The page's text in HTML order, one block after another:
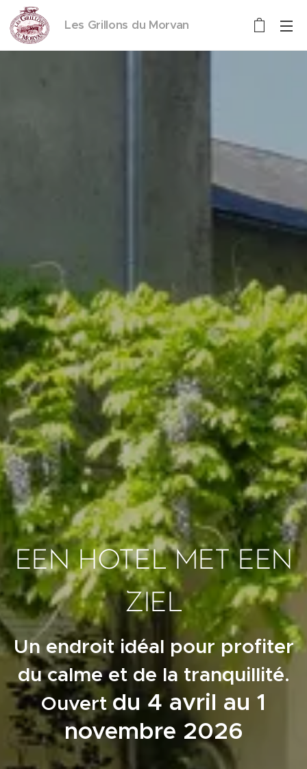
Les Grillons du Morvan
EEN HOTEL MET EEN
ZIEL
Un endroit idéal pour profiter
du calme et de la tranquillité.
Ouvert du 4 avril au 1
novembre 2026